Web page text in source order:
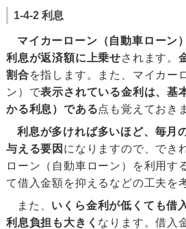
1-4-2 利息
マイカーローン（自動車ローン
利息が返済額に上乗せされます。
割合を指します。また、マイカー
ン）で表示されている金利は、基
かる利息）である点も覚えておき
利息が多ければ多いほど、毎月
与える要因 になりますので、でき
ローン（自動車ローン）を利用す
て借入金額を抑えるなどの工夫を
また、 いくら金利が低くても借
利息負担も大きく なります。借入